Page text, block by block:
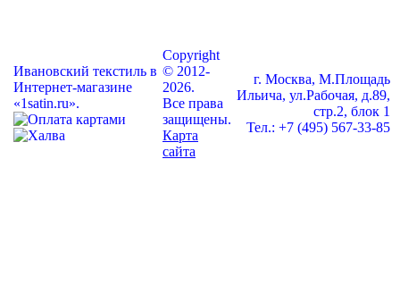
Ивановский текстиль в
Интернет-магазине
«1satin.ru».
Copyright
© 2012-
2026.
Все права
защищены.
Карта
сайта
г. Москва, М.Площадь
Ильича, ул.Рабочая, д.89,
стр.2, блок 1
Тел.: +7 (495) 567-33-85